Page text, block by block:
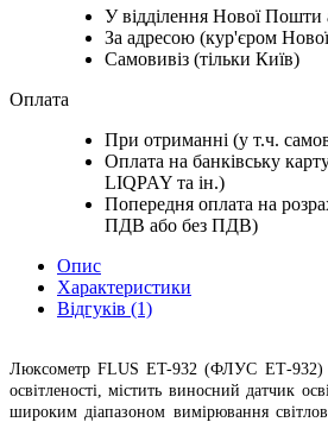
У відділення Нової
За адресою (кур'єром
Самовивіз (тільки Київ)
Оплата
При отриманні (у т.ч.
Оплата на банківську
LIQPAY та ін.)
Попередня оплата на
ПДВ або без ПДВ)
Опис
Характеристики
Відгуків (1)
Люксометр FLUS ET-932 (ФЛУС EТ-932)
освітленості, містить виносний датчик
широким діапазоном вимірювання